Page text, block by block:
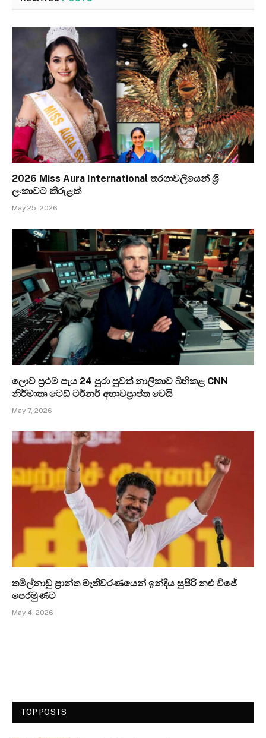
2026 Miss Aura International තරගාවලියෙන් ශ්‍රී
ලංකාවට කිරුළක්
May 25, 2026
ලොව ප්‍රථම පැය 24 පුරා පුවත් නාලිකාව බිහිකළ CNN
නිර්මාතෘ ටෙඩ් ටර්නර් අභාවප්‍රාප්ත වෙයි
May 7, 2026
තමිල්නාඩු ප්‍රාන්ත මැතිවරණයෙන් ඉන්දීය සුපිරි නළු විජේ
පෙරමුණට
May 4, 2026
TOP POSTS